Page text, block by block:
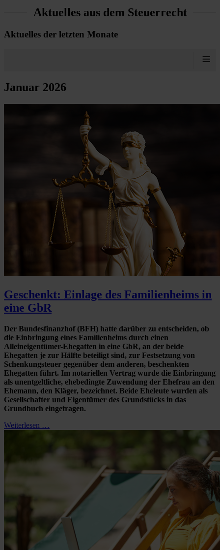
Aktuelles aus dem Steuerrecht
Aktuelles der letzten Monate
≡
Januar 2026
Geschenkt: Einlage des Familienheims in
eine GbR
Der Bundesfinanzhof (BFH) hatte darüber zu entscheiden, ob
die Einbringung eines Familienheims durch einen
Alleineigentümer-Ehegatten in eine GbR, an der beide
Ehegatten je zur Hälfte beteiligt sind, zur Festsetzung von
Schenkungsteuer gegenüber dem anderen, beschenkten
Ehegatten führt. Im notariellen Vertrag wurde die Einbringung
als unentgeltliche, ehebedingte Zuwendung der Ehefrau an den
Ehemann, den Kläger, bezeichnet. Beide Eheleute wurden als
Gesellschafter und Eigentümer des Grundstücks in das
Grundbuch eingetragen.
Weiterlesen …